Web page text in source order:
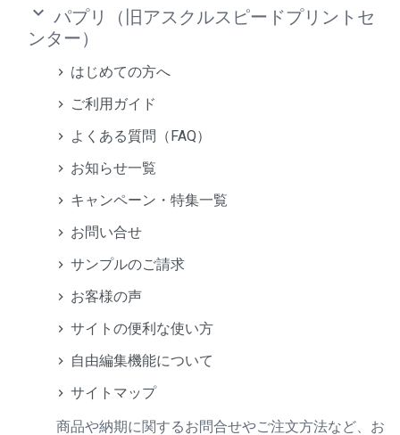
keyboard_arrow_down パプリ（旧アスクルスピードプリントセ
ンター）
はじめての方へ
ご利用ガイド
よくある質問（FAQ）
お知らせ一覧
キャンペーン・特集一覧
お問い合せ
サンプルのご請求
お客様の声
サイトの便利な使い方
自由編集機能について
サイトマップ
商品や納期に関するお問合せやご注文方法など、お